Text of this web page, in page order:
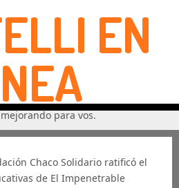
EN
para vos.
Chaco Solidario ratificó el
de El Impenetrable